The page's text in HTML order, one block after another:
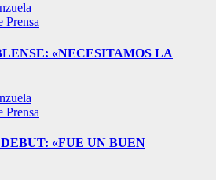
Prensa
«NECESITAMOS LA
Prensa
«FUE UN BUEN